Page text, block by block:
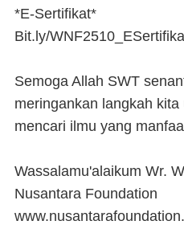
*E-Sertifikat*
Bit.ly/
Semoga Allah SWT
meringankan langkah
mencari ilmu yang
Wassalamu'alaikum Wr.
Nusantara Foundation